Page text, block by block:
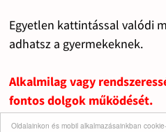
Oldalainkon és mobil alkalmazásainkban
Egyetlen kattintással valódi
adhatsz a gyermekeknek.
Alkalmilag vagy
fontos dolgok működését.